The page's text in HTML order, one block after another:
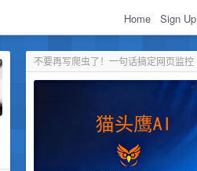
Home Sign Up
不要再写爬虫了！一句话搞定网页监控